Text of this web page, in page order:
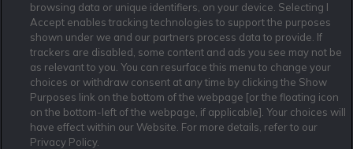
Affiliate Modell
Om Rekatochklart
Kontakta oss
Redaktionen
Ansvarsfullt Spelande
F.A.Q
Nyhetsarkiv
Cookie Policy
Användarvilkor
Integritetspolicy
browsing data or unique identifiers, on your device. Selecting I
Accept enables tracking technologies to support the purposes
shown under we and our partners process data to provide. If
trackers are disabled, some content and ads you see may not be
as relevant to you. You can resurface this menu to change your
choices or withdraw consent at any time by clicking the Show
Purposes link on the bottom of the webpage [or the floating icon
on the bottom-left of the webpage, if applicable]. Your choices will
have effect within our Website. For more details, refer to our
Privacy Policy.